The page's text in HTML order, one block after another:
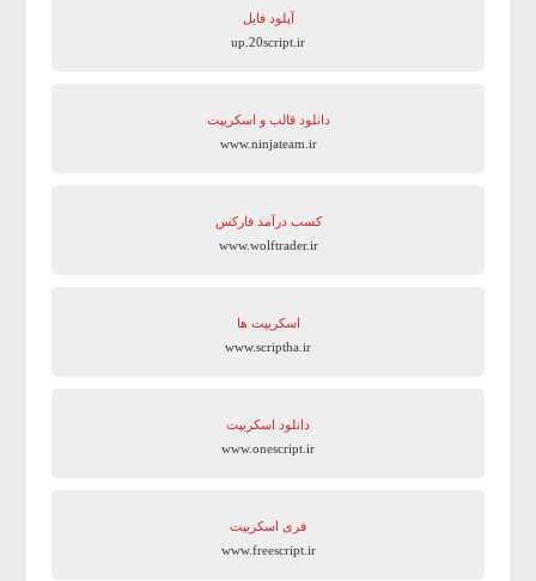
آپلود فایل
up.20script.ir
دانلود قالب و اسکریپت
www.ninjateam.ir
کسب درآمد فارکس
www.wolftrader.ir
اسکریپت ها
www.scriptha.ir
دانلود اسکریپت
www.onescript.ir
فری اسکریپت
www.freescript.ir